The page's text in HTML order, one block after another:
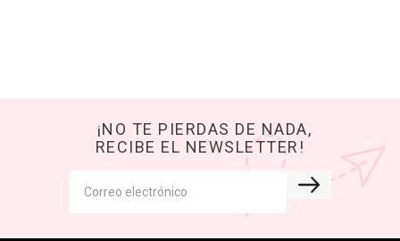
¡NO TE PIERDAS DE NADA,
RECIBE EL NEWSLETTER!